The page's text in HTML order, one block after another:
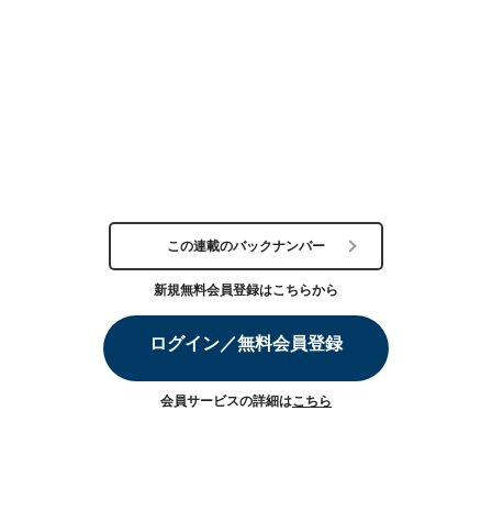
この連載のバックナンバー
新規無料会員登録はこちらから
ログイン／無料会員登録
会員サービスの詳細はこちら